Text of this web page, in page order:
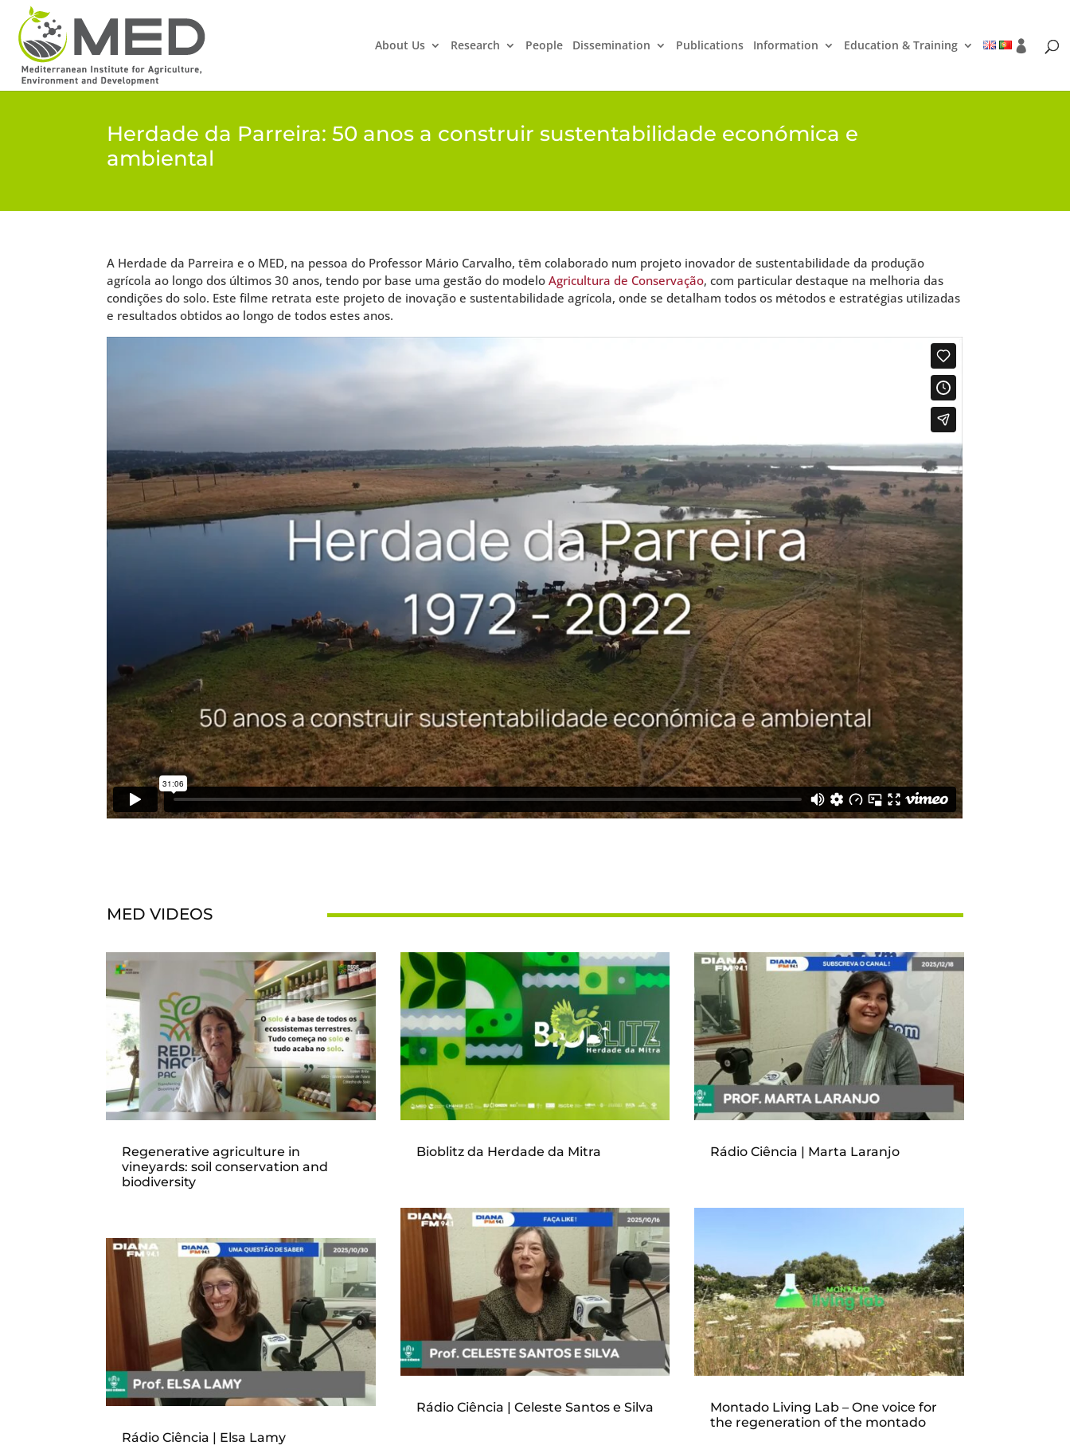
About Us Research People Dissemination Publications Information Education & Training
Herdade da Parreira: 50 anos a construir sustentabilidade económica e
ambiental
A Herdade da Parreira e o MED, na pessoa do Professor Mário Carvalho, têm colaborado num projeto inovador de sustentabilidade da produção
agrícola ao longo dos últimos 30 anos, tendo por base uma gestão do modeloAgricultura de Conservação, com particular destaque na melhoria das
condições do solo. Este filme retrata este projeto de inovação e sustentabilidade agrícola, onde se detalham todos os métodos e estratégias utilizadas
e resultados obtidos ao longo de todos estes anos.
MED VIDEOS
Regenerative agriculture in
vineyards: soil conservation and
biodiversity
Rádio Ciência | Elsa Lamy
Bioblitz da Herdade da Mitra
Rádio Ciência | Celeste Santos e Silva
Rádio Ciência | Marta Laranjo
Montado Living Lab – One voice for
the regeneration of the montado